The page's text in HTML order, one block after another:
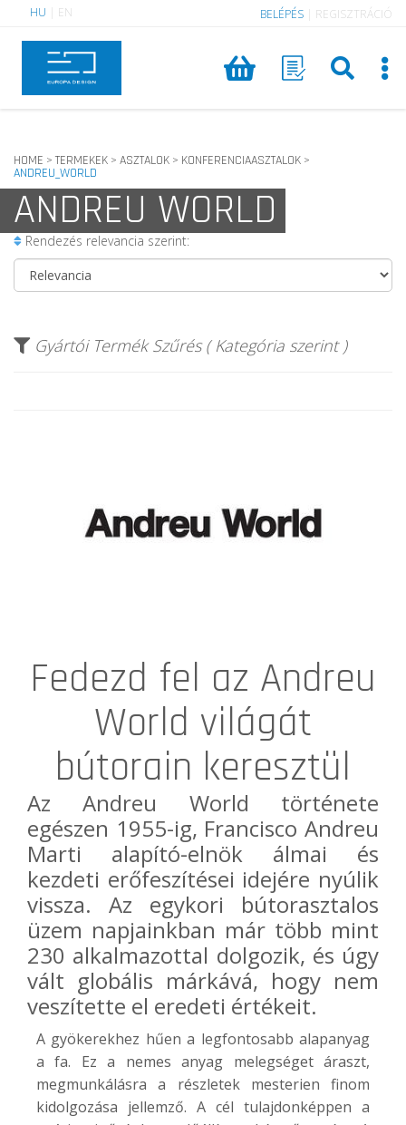
HU EN BELÉPÉS REGISZTRÁCIÓ
HOME > TERMEKEK > ASZTALOK > KONFERENCIAASZTALOK >
ANDREU_WORLD
ANDREU WORLD
Rendezés relevancia szerint:
Gyártói Termék Szűrés ( Kategória szerint )
Fedezd fel az Andreu
World világát
bútorain keresztül
AzAndreu World története
egészen 1955-ig, Francisco Andreu
Marti alapító-elnök álmai és
kezdeti erőfeszítései idejére nyúlik
vissza. Az egykori bútorasztalos
üzem napjainkban már több mint
230 alkalmazottal dolgozik, és úgy
vált globális márkává, hogy nem
veszítette el eredeti értékeit.
A gyökerekhez hűen a legfontosabb alapanyag
a fa. Ez a nemes anyag melegséget áraszt,
megmunkálásra a részletek mesterien finom
kidolgozása jellemző. A cél tulajdonképpen a